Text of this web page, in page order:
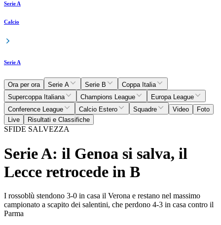
Serie A
Calcio
Serie A
Ora per ora Serie A Serie B
Coppa Italia
Supercoppa Italiana
Champions League
Europa League
Conference League
Calcio Estero Squadre Video
Foto
Live
Risultati e Classifiche
SFIDE SALVEZZA
Serie A: il Genoa si salva, il
Lecce retrocede in B
I rossoblù stendono 3-0 in casa il Verona e restano nel massimo
campionato a scapito dei salentini, che perdono 4-3 in casa contro il
Parma